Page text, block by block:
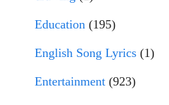
Education (195)
English Song Lyrics (1)
Entertainment (923)